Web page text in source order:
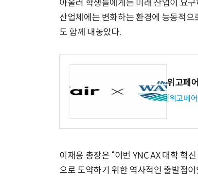
아울러 학생들에게는 미래 산업이 요
산업체에는 변화하는 환경에 능동적
도 함께 내놓았다.
위고페
[위고페
이재용 총장은 “이번 YNC AX 대학 혁
으로 도약하기 위한 역사적인 출발점